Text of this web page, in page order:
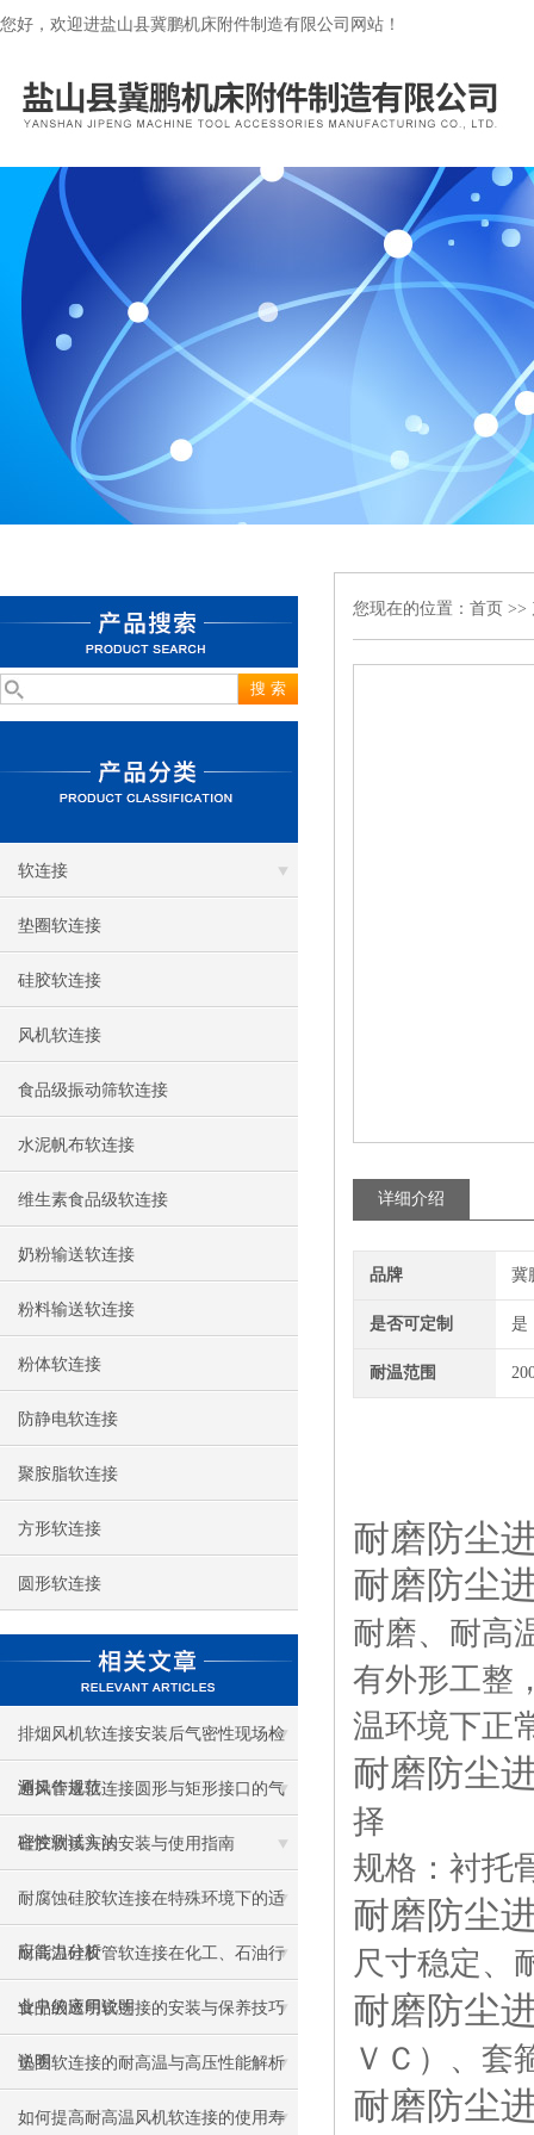
您好，欢迎进盐山县冀鹏机床附件制造有限公司网站！
软连接
垫圈软连接
硅胶软连接
风机软连接
食品级振动筛软连接
水泥帆布软连接
维生素食品级软连接
奶粉输送软连接
粉料输送软连接
粉体软连接
防静电软连接
聚胺脂软连接
方形软连接
圆形软连接
排烟风机软连接安装后气密性现场检
测操作规范
通风管道软连接圆形与矩形接口的气
密性测试方法
硅胶软接头的安装与使用指南
耐腐蚀硅胶软连接在特殊环境下的适
应能力分析
耐高温硅胶管软连接在化工、石油行
业中的应用说明
食品级透明软连接的安装与保养技巧
说明
垫圈软连接的耐高温与高压性能解析
如何提高耐高温风机软连接的使用寿
您现在的位置： 首页 >>
详细介绍
品牌 冀
是否可定制 是
耐温范围
耐磨防尘
耐磨防尘
耐磨、耐高
有外形工整
温环境下正
耐磨防尘
择
规格：衬托
耐磨防尘
尺寸稳定、
耐磨防尘
ＶＣ）、套
耐磨防尘